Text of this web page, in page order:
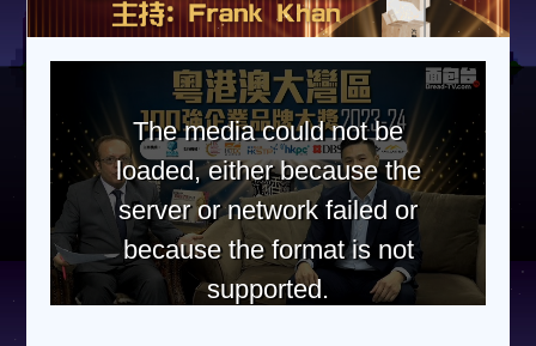
The media could not be
loaded, either because the
server or network failed or
because the format is not
supported.